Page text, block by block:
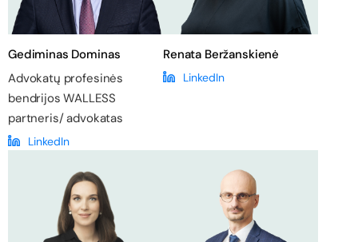
Gediminas Dominas
Advokatų profesinės
bendrijos WALLESS
partneris/ advokatas
LinkedIn
Renata Beržanskienė
LinkedIn